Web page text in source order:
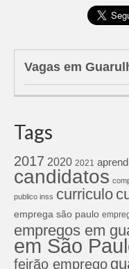
Vagas em
Tags
2017 2020 2021
candidatos
publico inss curriculo
emprega são paulo
empregos em
em São
feirão emprego